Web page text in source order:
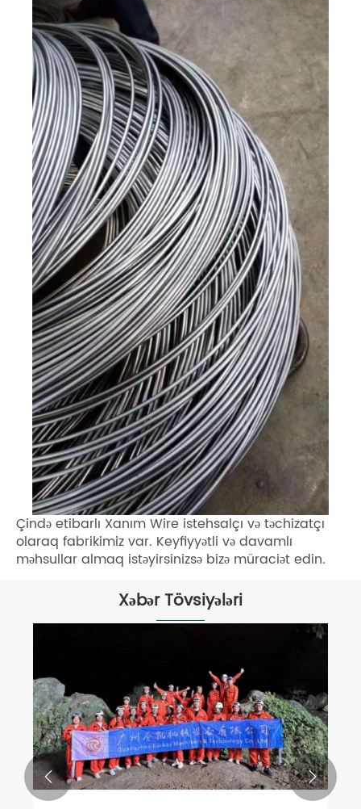
Çində etibarlı Xanım Wire istehsalçı və təchizatçı
olaraq fabrikimiz var. Keyfiyyətli və davamlı
məhsullar almaq istəyirsinizsə bizə müraciət edin.
Xəbər Tövsiyələri
 